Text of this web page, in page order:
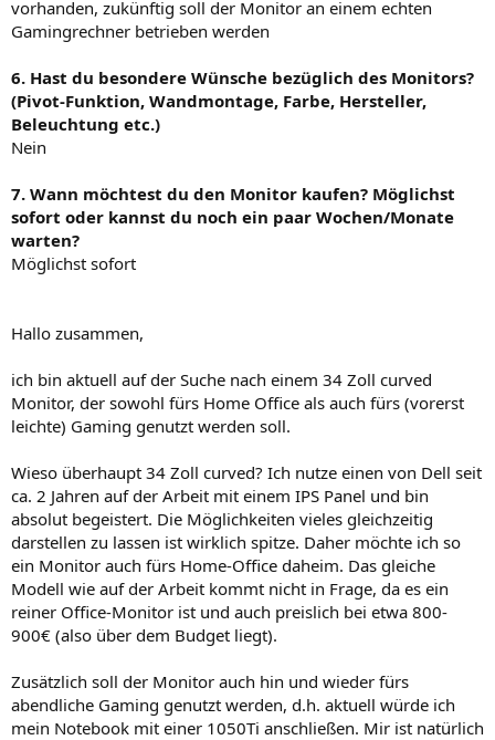
vorhanden, zukünftig soll der Monitor an einem echten
Gamingrechner betrieben werden
6. Hast du besondere Wünsche bezüglich des Monitors?
(Pivot-Funktion, Wandmontage, Farbe, Hersteller,
Beleuchtung etc.)
Nein
7. Wann möchtest du den Monitor kaufen? Möglichst
sofort oder kannst du noch ein paar Wochen/Monate
warten?
Möglichst sofort
Hallo zusammen,
ich bin aktuell auf der Suche nach einem 34 Zoll curved
Monitor, der sowohl fürs Home Office als auch fürs (vorerst
leichte) Gaming genutzt werden soll.
Wieso überhaupt 34 Zoll curved? Ich nutze einen von Dell seit
ca. 2 Jahren auf der Arbeit mit einem IPS Panel und bin
absolut begeistert. Die Möglichkeiten vieles gleichzeitig
darstellen zu lassen ist wirklich spitze. Daher möchte ich so
ein Monitor auch fürs Home-Office daheim. Das gleiche
Modell wie auf der Arbeit kommt nicht in Frage, da es ein
reiner Office-Monitor ist und auch preislich bei etwa 800-
900€ (also über dem Budget liegt).
Zusätzlich soll der Monitor auch hin und wieder fürs
abendliche Gaming genutzt werden, d.h. aktuell würde ich
mein Notebook mit einer 1050Ti anschließen. Mir ist natürlich